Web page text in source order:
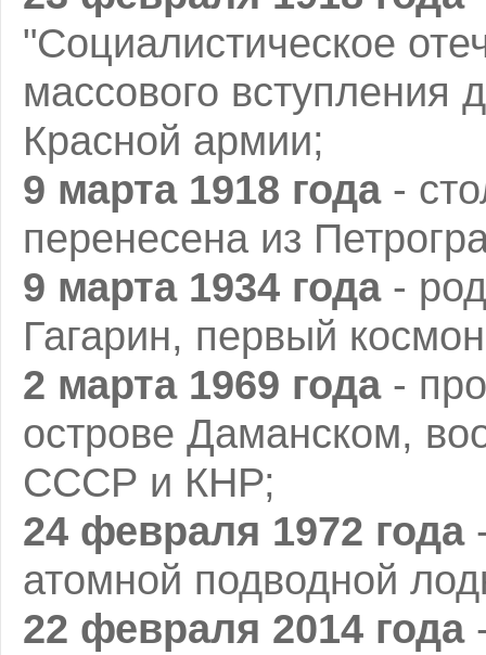
"Социалистическое
массового вступления
Красной армии;
9 марта 1918 года-
перенесена из
9 марта 1934 года-
Гагарин, первый
2 марта 1969 года-
острове Даманском,
СССР и КНР;
24 февраля 1972 года
атомной подводной
22 февраля 2014 года